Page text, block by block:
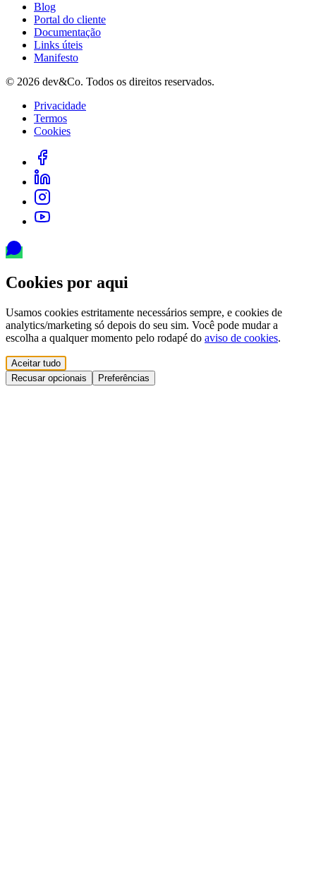
Blog
Portal do cliente
Documentação
Links úteis
Manifesto
© 2026 dev&Co. Todos os direitos reservados.
Privacidade
Termos
Cookies
Cookies por aqui
Usamos cookies estritamente necessários sempre, e cookies de
analytics/marketing só depois do seu sim. Você pode mudar a
escolha a qualquer momento pelo rodapé do aviso de cookies.
Aceitar tudo
Recusar opcionais
Preferências